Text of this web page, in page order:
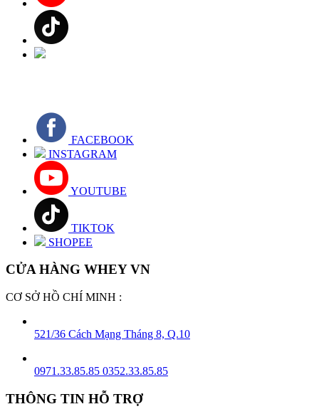
FACEBOOK
INSTAGRAM
YOUTUBE
TIKTOK
SHOPEE
CỬA HÀNG WHEY VN
CƠ SỞ HỒ CHÍ MINH :
521/36 Cách Mạng Tháng 8, Q.10
0971.33.85.85 0352.33.85.85
THÔNG TIN HỖ TRỢ